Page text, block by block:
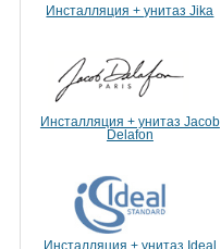
Инсталляция + унитаз Jika
Инсталляция + унитаз Jacob
Delafon